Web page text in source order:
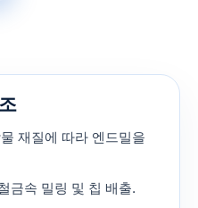
재질에 따라 엔드밀을
금속 밀링 및 칩 배출.